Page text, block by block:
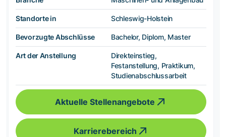
Standorte in Schleswig-Holstein
Bevorzugte Abschlüsse Bachelor, Diplom, Master
Art der Anstellung
Direkteinstieg,
Festanstellung, Praktikum,
Studienabschlussarbeit
Aktuelle Stellenangebote
Karrierebereich